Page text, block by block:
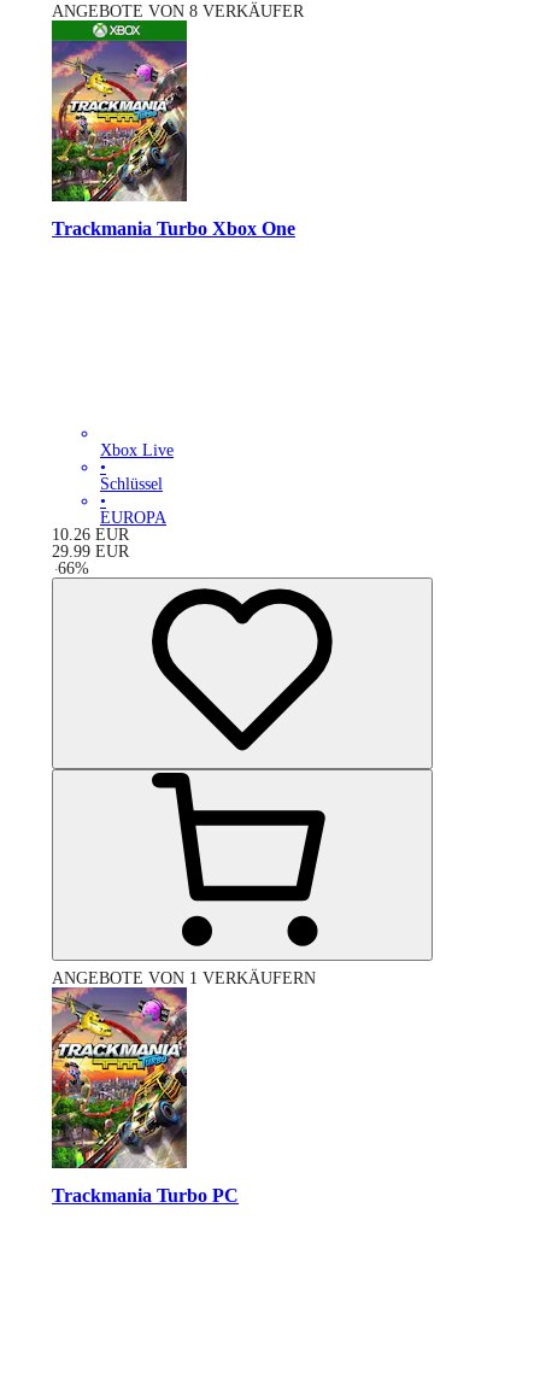
ANGEBOTE VON 8 VERKÄUFER
Trackmania Turbo Xbox One
Xbox Live
•
Schlüssel
•
EUROPA
10.26 EUR
29.99 EUR
-66%
ANGEBOTE VON 1 VERKÄUFERN
Trackmania Turbo PC